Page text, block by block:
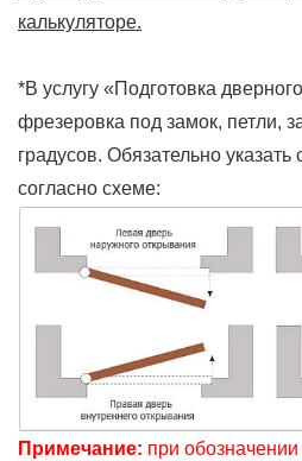
калькуляторе.
*В услугу «Подготовка
фрезеровка под замок, петли,
градусов. Обязательно
согласно схеме:
Примечание: при